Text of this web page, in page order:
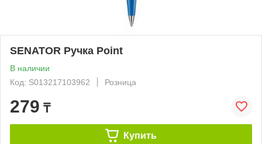
SENATOR Ручка Point
В наличии
Код: S013217103962
Розница
279 ₸
Купить